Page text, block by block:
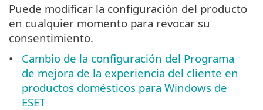
Puede modificar la configuración del producto
en cualquier momento para revocar su
consentimiento.
Cambio de la configuración del Programa
de mejora de la experiencia del cliente en
productos domésticos para Windows de
ESET